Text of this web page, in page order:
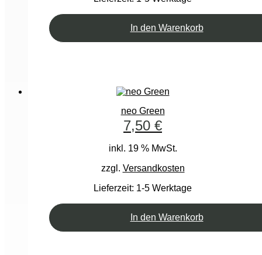
In den Warenkorb
neo Green
7,50 €
inkl. 19 % MwSt.
zzgl. Versandkosten
Lieferzeit: 1-5 Werktage
In den Warenkorb